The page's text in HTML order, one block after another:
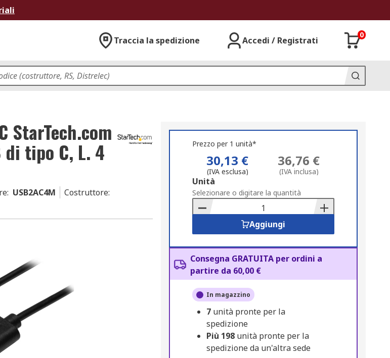
Traccia la spedizione Accedi / Registrati
0
StarTech.com
di tipo C, L. 4
: USB2AC4M Costruttore:
Prezzo per 1 unità*
30,13 €
(IVA esclusa)
36,76 €
(IVA inclusa)
Add
to
Basket
Unità
Selezionare o digitare la quantità
Aggiungi
Consegna GRATUITA per ordini a
partire da 60,00 €
In magazzino
7 unità pronte per la
spedizione
Più 198 unità pronte per la
spedizione da un'altra sede